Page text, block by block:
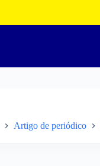
Artigo de periódico